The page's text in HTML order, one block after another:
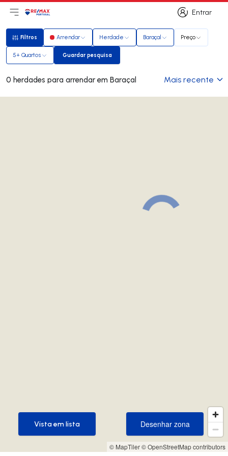
Entrar
Entrar
Abri menu principal
LogoIr para página inicial
Filtros
Filtros Arrendar Herdade Baraçal Preço
5+ Quartos Guardar pesquisa
Guardar pesquisa
0 herdades para arrendar em Baraçal Mais recente
© MapTiler© OpenStreetMap contributors
Desenhar zona
Desenhar zona
Vista em lista
Vista em lista